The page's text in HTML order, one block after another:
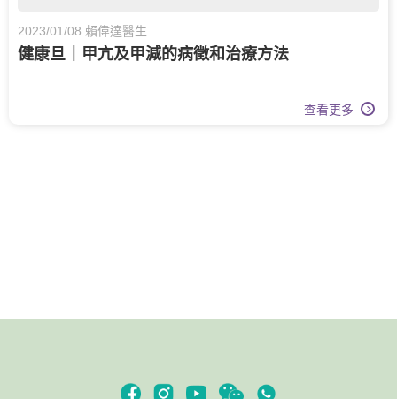
2023/01/08 賴偉達醫生
健康旦｜甲亢及甲減的病徵和治療方法
查看更多